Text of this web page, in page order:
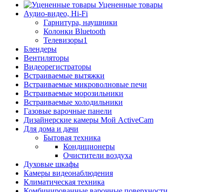
Уцененные товары
Аудио-видео, Hi-Fi
Гарнитура, наушники
Колонки Bluetooth
Телевизоры1
Блендеры
Вентиляторы
Видеорегистраторы
Встраиваемые вытяжки
Встраиваемые микроволновые печи
Встраиваемые морозильники
Встраиваемые холодильники
Газовые варочные панели
Дизайнерские камеры Мой ActiveCam
Для дома и дачи
Бытовая техника
Кондиционеры
Очистители воздуха
Духовые шкафы
Камеры видеонаблюдения
Климатическая техника